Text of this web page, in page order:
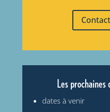
Les
dates à venir